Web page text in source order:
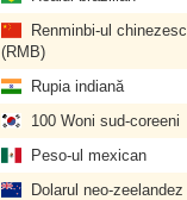
Renminbi-ul chinezesc
(RMB)
Rupia indiană
100 Woni sud-coreeni
Peso-ul mexican
Dolarul neo-zeelandez